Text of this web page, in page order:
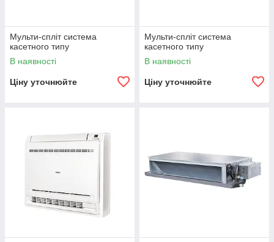
Мульти-спліт система
касетного типу
В наявності
Ціну уточнюйте
Мульти-спліт система
касетного типу
В наявності
Ціну уточнюйте